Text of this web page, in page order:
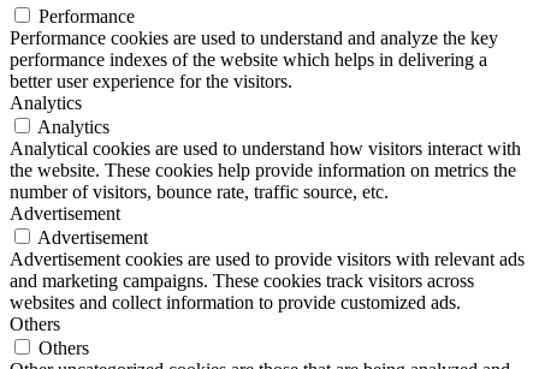
Performance
Performance cookies are used to understand and analyze the key
performance indexes of the website which helps in delivering a
better user experience for the visitors.
Analytics
Analytics
Analytical cookies are used to understand how visitors interact with
the website. These cookies help provide information on metrics the
number of visitors, bounce rate, traffic source, etc.
Advertisement
Advertisement
Advertisement cookies are used to provide visitors with relevant ads
and marketing campaigns. These cookies track visitors across
websites and collect information to provide customized ads.
Others
Others